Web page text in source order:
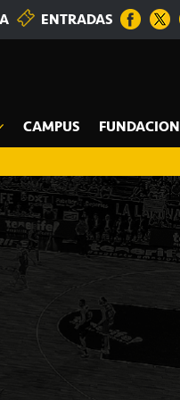
ENTRADAS
CAMPUS FUNDACION